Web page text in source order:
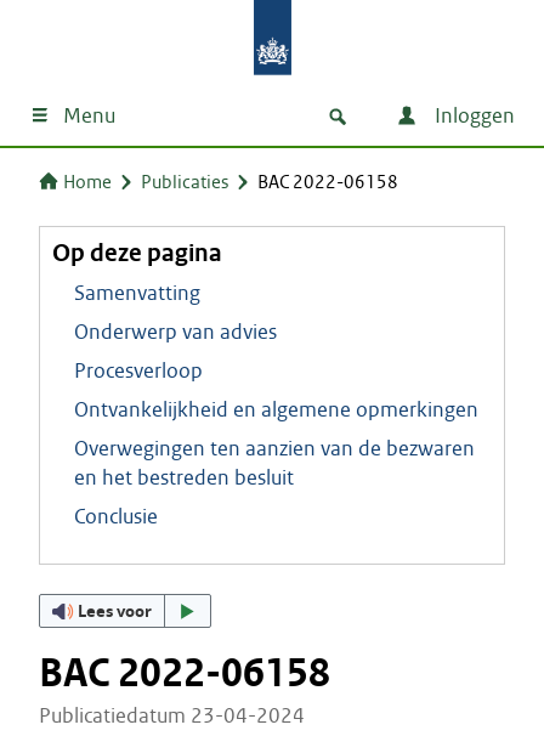
Menu Inloggen
Home Publicaties BAC 2022-06158
Op deze pagina
Samenvatting
Onderwerp van advies
Procesverloop
Ontvankelijkheid en algemene opmerkingen
Overwegingen ten aanzien van de bezwaren
en het bestreden besluit
Conclusie
Lees voor
BAC 2022-06158
Publicatiedatum 23-04-2024